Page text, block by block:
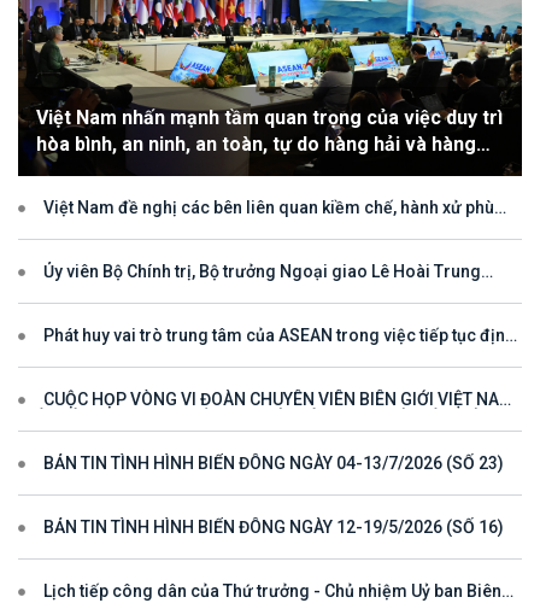
Việt Nam nhấn mạnh tầm quan trọng của việc duy trì
hòa bình, an ninh, an toàn, tự do hàng hải và hàng
không
Việt Nam đề nghị các bên liên quan kiềm chế, hành xử phù
phán đối với vùng đặc quyền kinh tế và thềm lục địa của quốc gia
ven biển
Ủy viên Bộ Chính trị, Bộ trưởng Ngoại giao Lê Hoài Trung
Phát huy vai trò trung tâm của ASEAN trong việc tiếp tục định
CUỘC HỌP VÒNG VI ĐOÀN CHUYÊN VIÊN BIÊN GIỚI VIỆT NAM
TRIỂN
BẢN TIN TÌNH HÌNH BIỂN ĐÔNG NGÀY 04-13/7/2026 (SỐ 23)
BẢN TIN TÌNH HÌNH BIỂN ĐÔNG NGÀY 12-19/5/2026 (SỐ 16)
Lịch tiếp công dân của Thứ trưởng - Chủ nhiệm Uỷ ban Biên